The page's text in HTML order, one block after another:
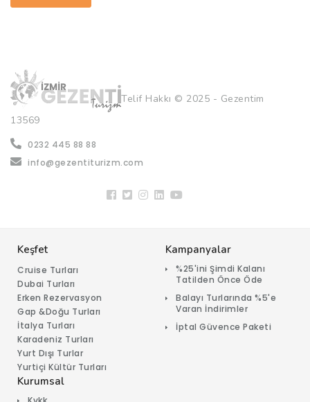
Telif Hakkı © 2025 - Gezentim
13569
0232 445 88 88
info@gezentiturizm.com
Keşfet
Cruise Turları
Dubai Turları
Erken Rezervasyon
Gap &Doğu Turları
İtalya Turları
Karadeniz Turları
Yurt Dışı Turlar
Yurtiçi Kültür Turları
Kampanyalar
%25'ini Şimdi Kalanı
Tatilden Önce Öde
Balayı Turlarında %5'e
Varan İndirimler
İptal Güvence Paketi
Kurumsal